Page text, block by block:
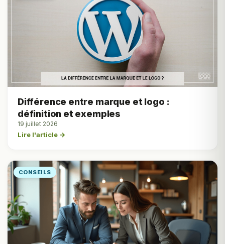
Différence entre marque et logo :
définition et exemples
19 juillet 2026
Lire l'article →
CONSEILS